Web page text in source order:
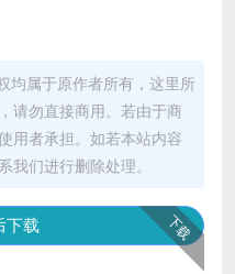
均属于原作者所有，这里所
请勿直接商用。若由于商
用者承担。如若本站内容
我们进行删除处理。
下载
下载